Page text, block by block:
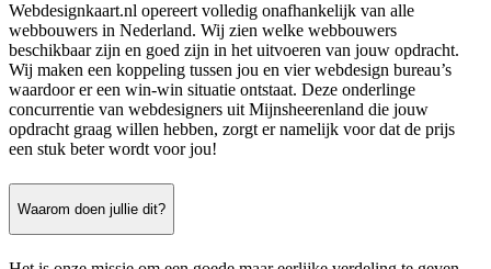
Webdesignkaart.nl opereert volledig onafhankelijk van alle
webbouwers in Nederland. Wij zien welke webbouwers
beschikbaar zijn en goed zijn in het uitvoeren van jouw opdracht.
Wij maken een koppeling tussen jou en vier webdesign bureau’s
waardoor er een win-win situatie ontstaat. Deze onderlinge
concurrentie van webdesigners uit Mijnsheerenland die jouw
opdracht graag willen hebben, zorgt er namelijk voor dat de prijs
een stuk beter wordt voor jou!
Waarom doen jullie dit?